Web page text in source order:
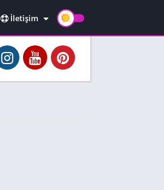
İletişim
Hakkımızda
Kullanım Koşulları